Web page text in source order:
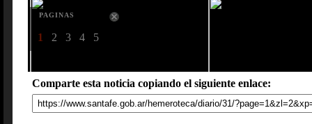
PAGINAS
1 2 3 4 5
Comparte esta noticia copiando el siguiente enlace: